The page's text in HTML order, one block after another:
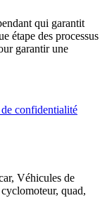
qui garantit
étape des processus
garantir une
confidentialité
Véhicules de
quad,